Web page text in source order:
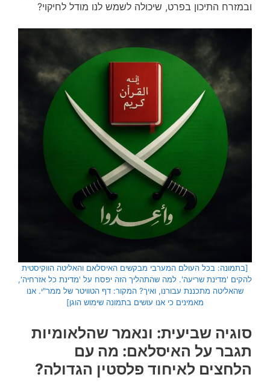
ובמזרח התיכון בפרט, שיכולה לשמש לנו מודל לחיקוי?
[בתמונה: בכל העולם המערבי מבקשים האיסלאם והאליטה הווקיסטית
להקים 'מדינת שריעה'. למה שהתהליך הזה יפסח על 'מדינת כל אזרחיה',
שהאליטה מתכננת עבורנו, ואיך? המקור: דף הטוויטר של ממר"י. אנו
מאמינים כי אנו עושים בתמונה שימוש הוגן]
סוגיה שביעית: ונאמר שהלאומיות
תגבר על האיסלאם: מה עם
הלחצים לאיחוד פלסטין הגדולה?